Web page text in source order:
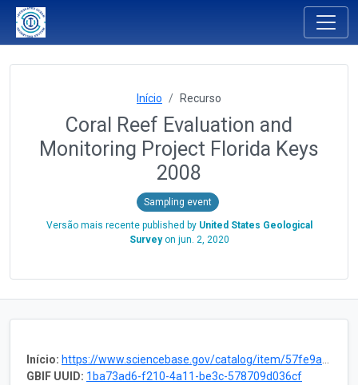
Início Recurso
Coral Reef Evaluation and
Monitoring Project Florida Keys
2008
Sampling event
Versão mais recente published by United States Geological
Surveyon jun. 2, 2020
Início: https://www.sciencebase.gov/catalog/item/57fe9af0e4b0824b2d14e7a7
GBIF UUID: 1ba73ad6-f210-4a11-be3c-578709d036cf